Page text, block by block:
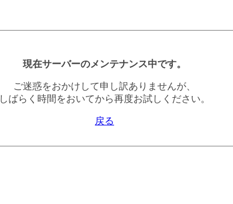
現在サーバーのメンテナンス中です。
ご迷惑をおかけして申し訳ありませんが、
しばらく時間をおいてから再度お試しください。
戻る